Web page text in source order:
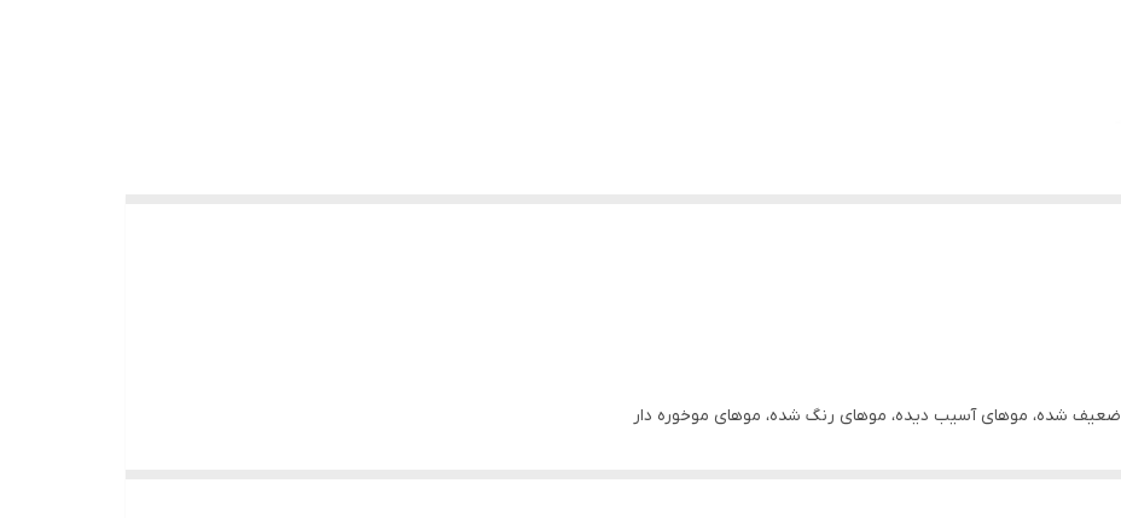
ضعیف شده، موهای آسیب دیده، موهای رنگ شده، موهای موخوره دار